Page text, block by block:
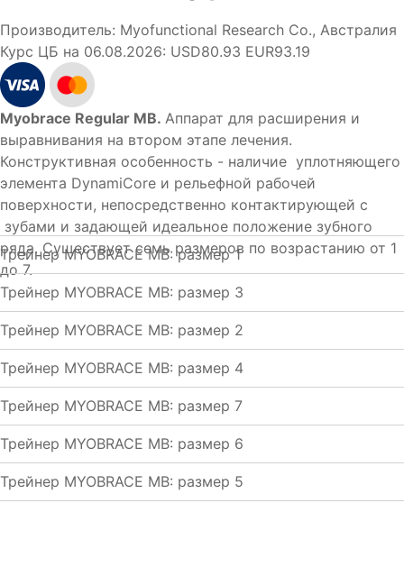
Производитель: Myofunctional Research Co., Австралия
Курс ЦБ на 06.08.2026: USD80.93 EUR93.19
Myobrace Regular MB. Аппарат для расширения и
выравнивания на втором этапе лечения.
Конструктивная особенность - наличие уплотняющего
элемента DynamiCore и рельефной рабочей
поверхности, непосредственно контактирующей с
зубами и задающей идеальное положение зубного
ряда. Существует семь размеров по возрастанию от 1
до 7.
Трейнер MYOBRACE MB: размер 1
Трейнер MYOBRACE MB: размер 3
Трейнер MYOBRACE MB: размер 2
Трейнер MYOBRACE MB: размер 4
Трейнер MYOBRACE MB: размер 7
Трейнер MYOBRACE MB: размер 6
Трейнер MYOBRACE MB: размер 5